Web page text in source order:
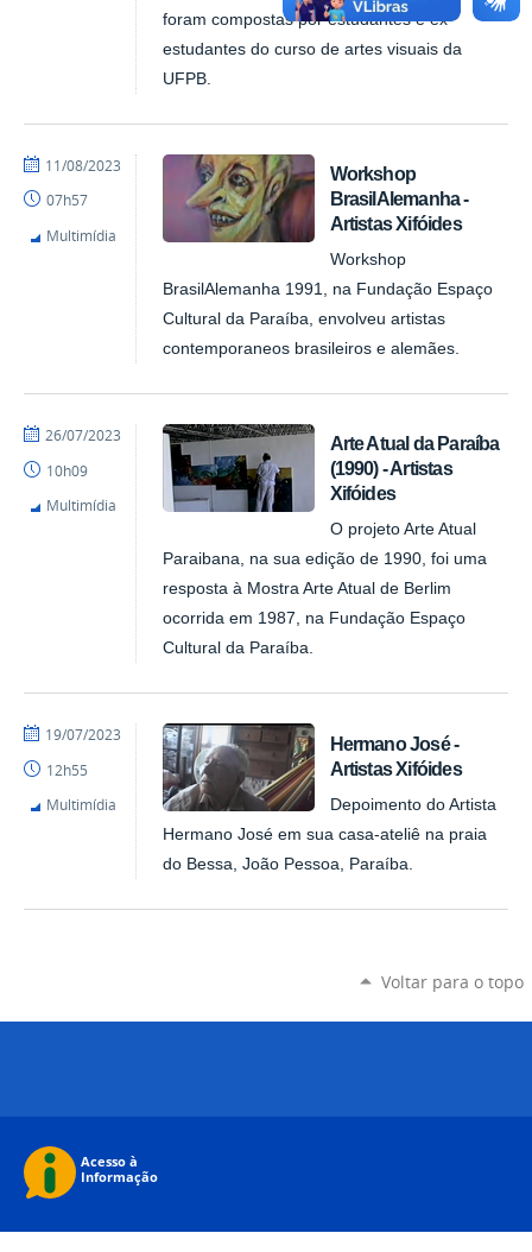
foram compostas por estudantes e ex-
estudantes do curso de artes visuais da
UFPB.
Workshop
BrasilAlemanha -
Artistas Xifóides
Workshop
BrasilAlemanha 1991, na Fundação Espaço
Cultural da Paraíba, envolveu artistas
contemporaneos brasileiros e alemães.
por
-
Pinacoteca
publicado
11/08/2023
07h57
Multimídia
Arte Atual da Paraíba
(1990) - Artistas
Xifóides
O projeto Arte Atual
Paraibana, na sua edição de 1990, foi uma
resposta à Mostra Arte Atual de Berlim
ocorrida em 1987, na Fundação Espaço
Cultural da Paraíba.
por
-
Pinacoteca
publicado
26/07/2023
10h09
Multimídia
Hermano José -
Artistas Xifóides
Depoimento do Artista
Hermano José em sua casa-ateliê na praia
do Bessa, João Pessoa, Paraíba.
por
-
Pinacoteca
publicado
19/07/2023
12h55
Multimídia
Voltar para o topo